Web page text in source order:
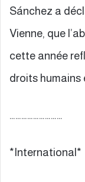
Sánchez a
Vienne, que
cette année
droits
………………………
*International*